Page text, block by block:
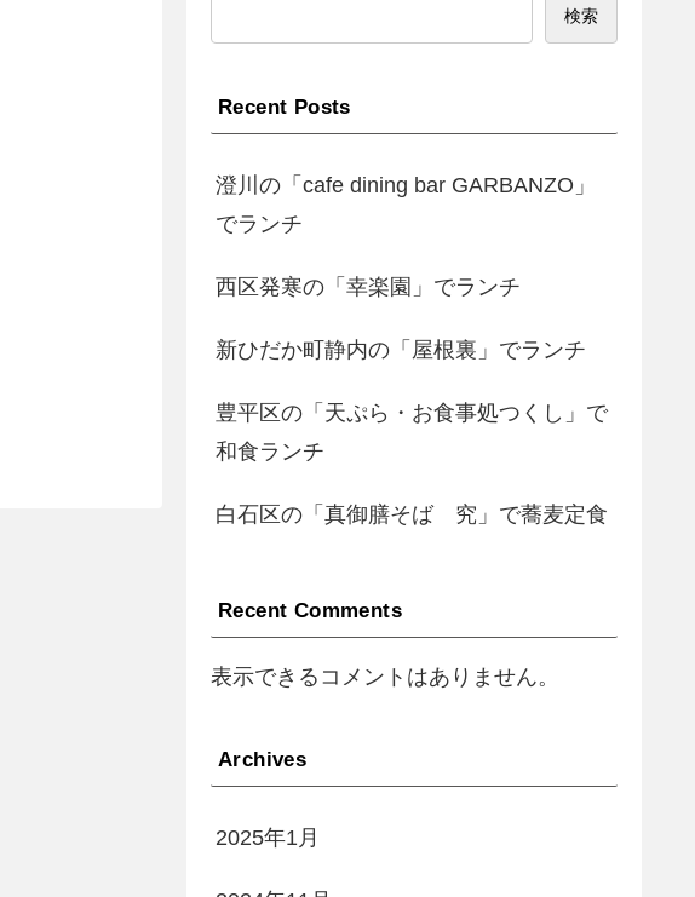
検索
Recent Posts
澄川の「cafe dining bar GARBANZO」
でランチ
西区発寒の「幸楽園」でランチ
新ひだか町静内の「屋根裏」でランチ
豊平区の「天ぷら・お食事処つくし」で
和食ランチ
白石区の「真御膳そば 究」で蕎麦定食
Recent Comments
表示できるコメントはありません。
Archives
2025年1月